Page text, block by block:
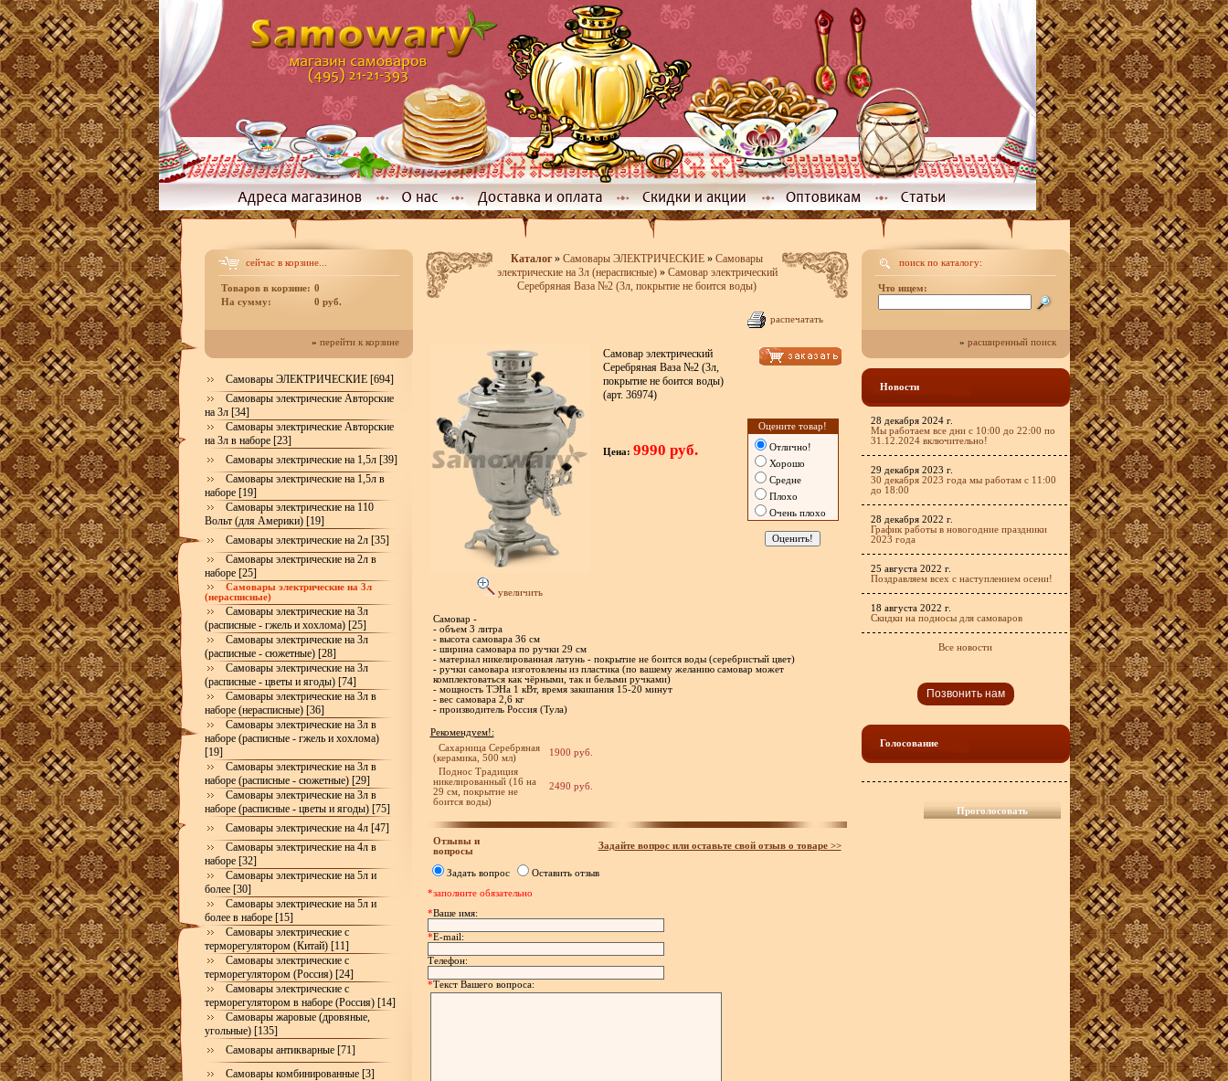
сейчас в корзине...
Товаров в корзине: 0
На сумму:
0 руб.
» перейти к корзине
Самовары ЭЛЕКТРИЧЕСКИЕ [694]
Самовары электрические Авторские
на 3л [34]
Самовары электрические Авторские
на 3л в наборе [23]
Самовары электрические на 1,5л [39]
Самовары электрические на 1,5л в
наборе [19]
Самовары электрические на 110
Вольт (для Америки) [19]
Самовары электрические на 2л [35]
Самовары электрические на 2л в
наборе [25]
Самовары электрические на 3л
(нерасписные)
Самовары электрические на 3л
(расписные - гжель и хохлома) [25]
Самовары электрические на 3л
(расписные - сюжетные) [28]
Самовары электрические на 3л
(расписные - цветы и ягоды) [74]
Самовары электрические на 3л в
наборе (нерасписные) [36]
Самовары электрические на 3л в
наборе (расписные - гжель и хохлома)
[19]
Самовары электрические на 3л в
наборе (расписные - сюжетные) [29]
Самовары электрические на 3л в
наборе (расписные - цветы и ягоды) [75]
Самовары электрические на 4л [47]
Самовары электрические на 4л в
наборе [32]
Самовары электрические на 5л и
более [30]
Самовары электрические на 5л и
более в наборе [15]
Самовары электрические с
терморегулятором (Китай) [11]
Самовары электрические с
терморегулятором (Россия) [24]
Самовары электрические с
терморегулятором в наборе (Россия) [14]
Самовары жаровые (дровяные,
угольные) [135]
Самовары антикварные [71]
Самовары комбинированные [3]
Каталог» Самовары ЭЛЕКТРИЧЕСКИЕ » Самовары
электрические на 3л (нерасписные)» Самовар электрический
Серебряная Ваза №2 (3л, покрытие не боится воды)
распечатать
увеличить
Самовар электрический
Серебряная Ваза №2 (3л,
покрытие не боится воды)
(арт. 36974)
Цена: 9990 руб.
Оцените товар!
Отлично!
Хорошо
Средне
Плохо
Очень плохо
Самовар -
- объем 3 литра
- высота самовара 36 см
- ширина самовара по ручки 29 см
- материал никелированная латунь - покрытие не боится воды (серебристый цвет)
- ручки самовара изготовлены из пластика (по вашему желанию самовар может
комплектоваться как чёрными, так и белыми ручками)
- мощность ТЭНа 1 кВт, время закипания 15-20 минут
- вес самовара 2,6 кг
- производитель Россия (Тула)
Рекомендуем!:
Сахарница Серебряная
(керамика, 500 мл)
1900 руб.
Поднос Традиция
никелированный (16 на
29 см, покрытие не
боится воды)
2490 руб.
Отзывы и
вопросы
Задайте вопрос или оставьте свой отзыв о товаре >>
Задать вопрос
Оставить отзыв
*заполните обязательно
*Ваше имя:
*E-mail:
Телефон:
*Текст Вашего вопроса:
поиск по каталогу:
Что ищем:
» расширенный поиск
Новости
28 декабря 2024 г.
Мы работаем все дни с 10:00 до 22:00 по
31.12.2024 включительно!
29 декабря 2023 г.
30 декабря 2023 года мы работам с 11:00
до 18:00
28 декабря 2022 г.
График работы в новогодние праздники
2023 года
25 августа 2022 г.
Поздравляем всех с наступлением осени!
18 августа 2022 г.
Скидки на подносы для самоваров
Все новости
Позвонить нам
Голосование